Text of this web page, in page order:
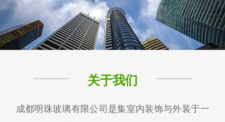
关于我们
成都明珠玻璃有限公司是集室内装饰与外装于一